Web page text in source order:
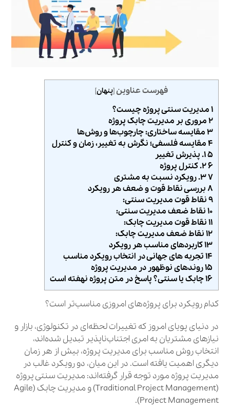
فهرست عناوین [پنهان]
۱ مدیریت سنتی پروژه چیست؟
۲ مروری بر مدیریت چابک پروژه
۳ مقایسه ساختاری: چارچوب‌ها و روش‌ها
۴ مقایسه فلسفی؛ نگرش به تغییر، زمان و کنترل
۵ ۱. پذیرش تغییر
۶ ۲. کنترل پروژه
۷ ۳. رویکرد نسبت به مشتری
۸ بررسی نقاط قوت و ضعف هر رویکرد
۹ نقاط قوت مدیریت سنتی:
۱۰ نقاط ضعف مدیریت سنتی:
۱۱ نقاط قوت مدیریت چابک:
۱۲ نقاط ضعف مدیریت چابک:
۱۳ کاربردهای مناسب هر رویکرد
۱۴ تجربه‌ های جهانی در انتخاب رویکرد مناسب
۱۵ روندهای نوظهور در مدیریت پروژه
۱۶ چابک یا سنتی؟ پاسخ در متن پروژه نهفته است
کدام رویکرد برای پروژه‌های امروزی مناسب‌تر است؟
در دنیای پویای امروز که تغییرات لحظه‌ای در تکنولوژی، بازار و
نیازهای مشتریان به امری اجتناب‌ناپذیر تبدیل شده‌اند،
انتخاب روش مناسب برای مدیریت پروژه، بیش از هر زمان
دیگری اهمیت یافته است. در این میان، دو رویکرد غالب در
مدیریت پروژه مورد توجه قرار گرفته‌اند: مدیریت سنتی پروژه
(Traditional Project Management) و مدیریت چابک (Agile
Project Management).